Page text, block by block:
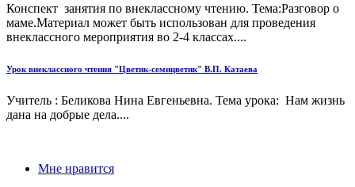
Конспект занятия по внеклассному чтению. Тема:Разговор о
маме.Материал может быть использован для проведения
внеклассного мероприятия во 2-4 классах....
Урок внеклассного чтения "Цветик-семицветик" В.П. Катаева
Учитель : Беликова Нина Евгеньевна. Тема урока: Нам жизнь
дана на добрые дела....
Мне нравится